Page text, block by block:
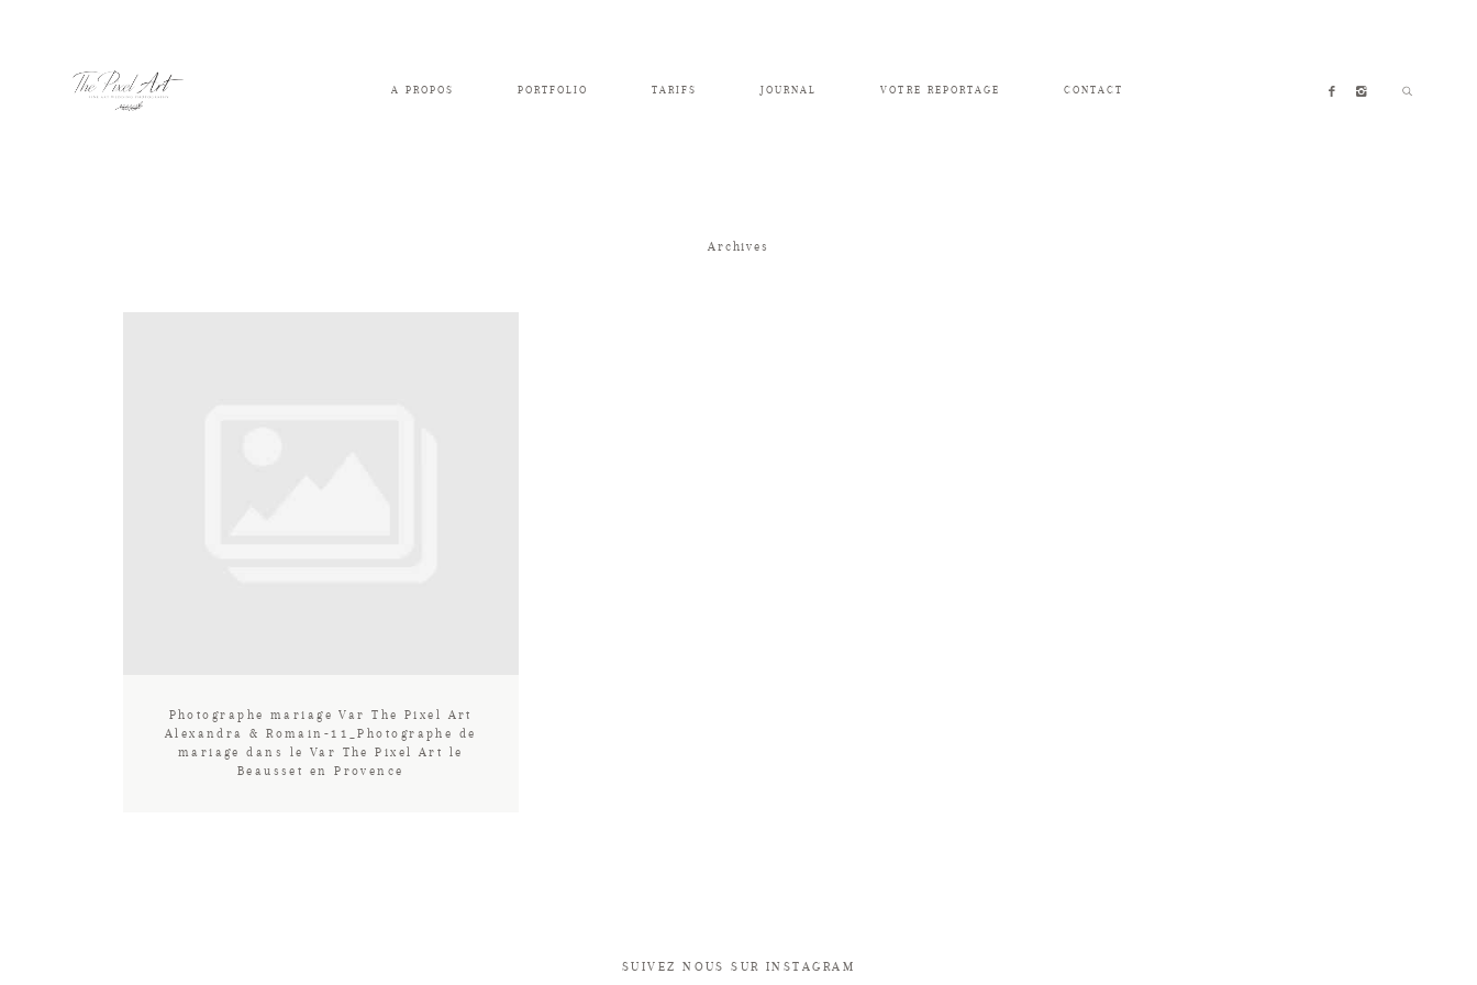
A PROPOS PORTFOLIO TARIFS JOURNAL VOTRE REPORTAGE CONTACT
Archives
Photographe mariage Var The Pixel Art
Alexandra & Romain-11_Photographe de
mariage dans le Var The Pixel Art le
Beausset en Provence
SUIVEZ NOUS SUR INSTAGRAM